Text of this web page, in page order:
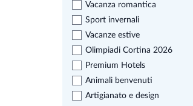
Vacanza romantica
Sport invernali
Vacanze estive
Olimpiadi Cortina 2026
Premium Hotels
Animali benvenuti
Artigianato e design